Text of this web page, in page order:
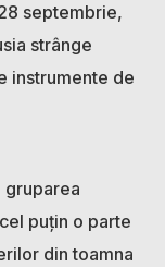
septembrie,
strânge
instrumente de
puțin o parte
din toamna